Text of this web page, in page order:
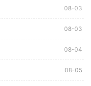
08-03
08-03
08-04
08-05